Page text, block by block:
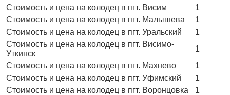
Стоимость и цена на колодец в пгт. Висим
1
Стоимость и цена на колодец в пгт. Малышева
1
Стоимость и цена на колодец в пгт. Уральский
1
Стоимость и цена на колодец в пгт. Висимо-
Уткинск
1
Стоимость и цена на колодец в пгт. Махнево
1
Стоимость и цена на колодец в пгт. Уфимский
1
Стоимость и цена на колодец в пгт. Воронцовка
1